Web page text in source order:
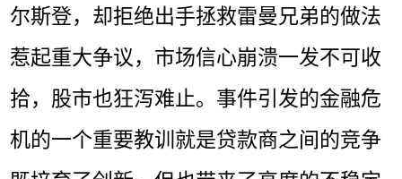
尔斯登，却拒绝出手拯救雷曼兄弟的做法
惹起重大争议，市场信心崩溃一发不可收
拾，股市也狂泻难止。事件引发的金融危
机的一个重要教训就是贷款商之间的竞争